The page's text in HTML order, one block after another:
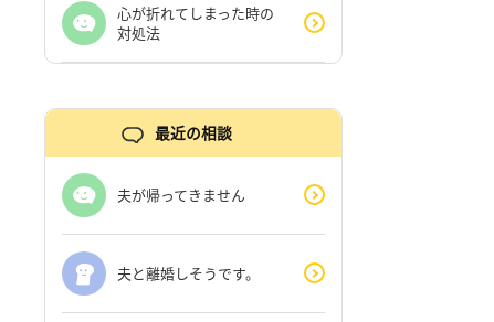
心が折れてしまった時の
対処法
最近の相談
夫が帰ってきません
夫と離婚しそうです。